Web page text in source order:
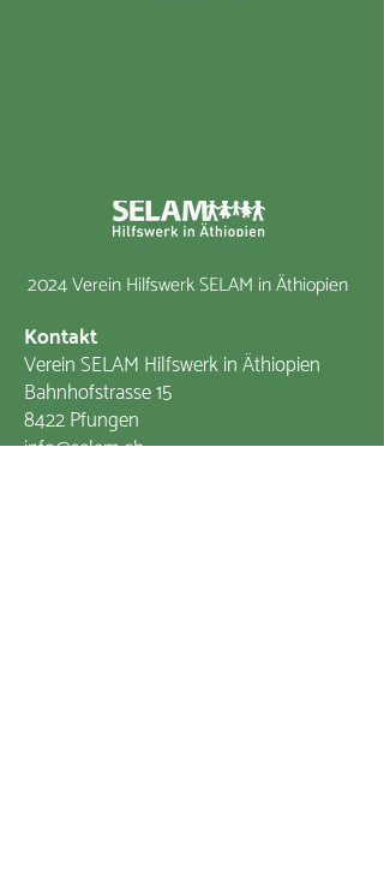
Kontakt
Verein SELAM Hilfswerk in Äthiopien
Bahnhofstrasse 15
8422 Pfungen
info@selam.ch
2024 Verein Hilfswerk SELAM in Äthiopien